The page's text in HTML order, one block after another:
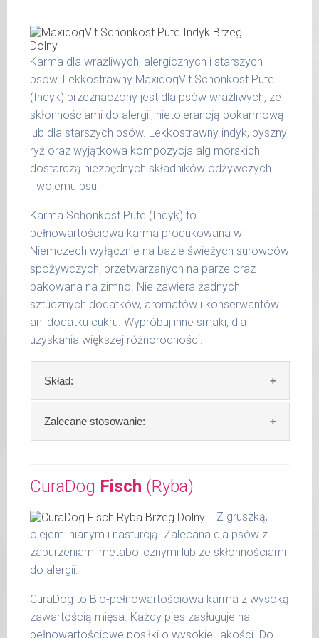
15 -
25 kg
26 -
35 kg
800 g
36 -
50 kg
1000 g
51 -
65 kg
1200 g
Podane liczby są wartościami orientacyjnymi.
Indywidualne potrzeby zależne są od rasy,
aktywności, warunków hodowli oraz innych
czynników.
Waga netto/Nr art.: 200 g/1006 | 400
g/1022 | 800 g/1030
Karma dla wrażliwych, alergicznych i starszych
psów. Lekkostrawny MaxidogVit Schonkost Pute
(Indyk) przeznaczony jest dla psów wrażliwych, ze
skłonnościami do alergii, nietolerancją pokarmową
lub dla starszych psów. Lekkostrawny indyk, pyszny
ryż oraz wyjątkowa kompozycja alg morskich
dostarczą niezbędnych składników odżywczych
Twojemu psu.
Karma Schonkost Pute (Indyk) to
pełnowartościowa karma produkowana w
Niemczech wyłącznie na bazie świeżych surowców
spożywczych, przetwarzanych na parze oraz
pakowana na zimno. Nie zawiera żadnych
sztucznych dodatków, aromatów i konserwantów
ani dodatku cukru. Wypróbuj inne smaki, dla
uzyskania większej różnorodności.
Skład:
Skład:mięso i produkty pochodzenia
zwierzęcego: 69% indyk, 4% ryż, bulion mięsny,
Szczegółowa analiza składu:
surowe białko 10,40 %
tłuszcz surowy 5,30 %
popiół surowy 2,00 %
włókno surowe 0,40 %
wapń 0,40 %
fosfor 0,24 %
Zalecane stosowanie:
świeży posiłek, oferujemy różne objętości
puszek. Zalecamy przechowywanie
otwartych opakowań w lodówce, nie dłużej
niż 2 dni.
W tabeli ujęto dzienne zapotrzebowanie na
MaxidogVit Schonkost Pute (Indyk)
waga
dzienna
porcja
CuraDog Fisch (Ryba)
Z gruszką,
olejem lnianym i nasturcją. Zalecana dla psów z
zaburzeniami metabolicznymi lub ze skłonnościami
do alergii.
CuraDog to Bio-pełnowartościowa karma z wysoką
zawartością mięsa. Każdy pies zasługuje na
pełnowartościowe posiłki o wysokiej jakości. Do